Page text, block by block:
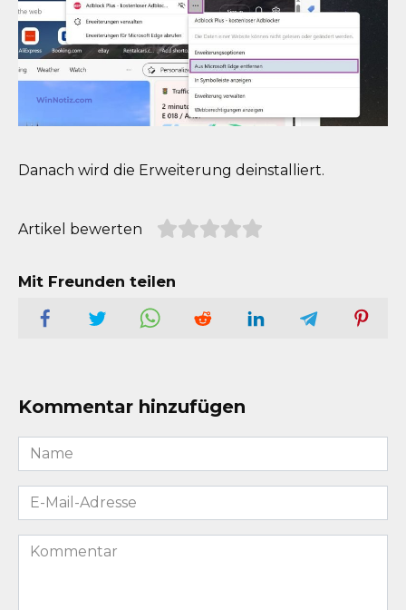
Danach wird die Erweiterung deinstalliert.
Artikel bewerten
Mit Freunden teilen
Kommentar hinzufügen
Name
*
E-
Mail-
Adresse
Kommentar